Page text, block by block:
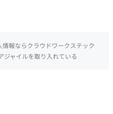
報ならクラウドワークステック
ジャイルを取り入れている